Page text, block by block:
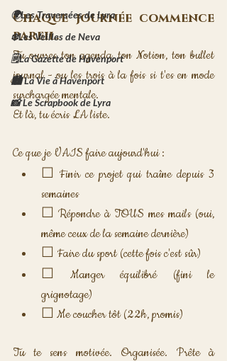
🌍Les Traversées de Lyra
❄️Les Veilles de Neva
🗒️La Gazette de Havenport
🏙️ La Vie à Havenport
📸 Le Scrapbook de Lyra
Chaque journée commence
pareil.
Tu ouvres ton agenda, ton Notion, ton bullet
journal - ou les trois à la fois si t'es en mode
surchargée mentale.
Et là, tu écris LA liste.
Ce que je VAIS faire aujourd'hui :
☐ Finir ce projet qui traîne depuis 3
semaines
☐ Répondre à TOUS mes mails (oui,
même ceux de la semaine dernière)
☐ Faire du sport (cette fois c'est sûr)
☐ Manger équilibré (fini le
grignotage)
☐ Me coucher tôt (22h, promis)
Tu te sens motivée. Organisée. Prête à